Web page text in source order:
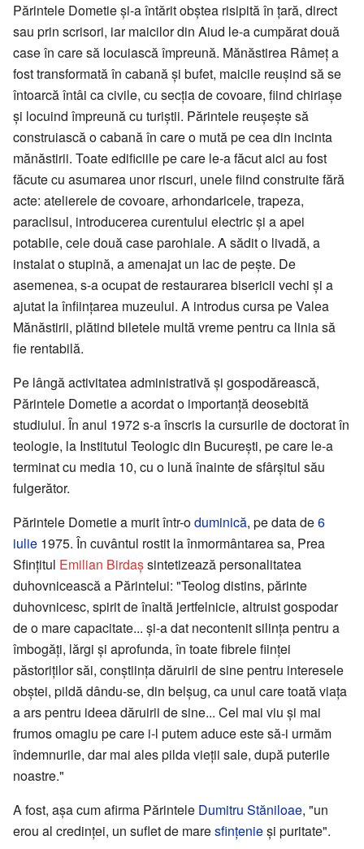
Părintele Dometie şi-a întărit obştea risipită în ţară, direct
sau prin scrisori, iar maicilor din Aiud le-a cumpărat două
case în care să locuiască împreună. Mănăstirea Râmeţ a
fost transformată în cabană şi bufet, maicile reuşind să se
întoarcă întâi ca civile, cu secţia de covoare, fiind chiriaşe
şi locuind împreună cu turiştii. Părintele reuşeşte să
construiască o cabană în care o mută pe cea din incinta
mănăstirii. Toate edificiile pe care le-a făcut aici au fost
făcute cu asumarea unor riscuri, unele fiind construite fără
acte: atelierele de covoare, arhondaricele, trapeza,
paraclisul, introducerea curentului electric şi a apei
potabile, cele două case parohiale. A sădit o livadă, a
instalat o stupină, a amenajat un lac de peşte. De
asemenea, s-a ocupat de restaurarea bisericii vechi şi a
ajutat la înfiinţarea muzeului. A introdus cursa pe Valea
Mănăstirii, plătind biletele multă vreme pentru ca linia să
fie rentabilă.
Pe lângă activitatea administrativă şi gospodărească,
Părintele Dometie a acordat o importanţă deosebită
studiului. În anul 1972 s-a înscris la cursurile de doctorat în
teologie, la Institutul Teologic din Bucureşti, pe care le-a
terminat cu media 10, cu o lună înainte de sfârşitul său
fulgerător.
Părintele Dometie a murit într-oduminică, pe data de6
iulie 1975. În cuvântul rostit la înmormântarea sa, Prea
Sfinţitul Emilian Birdaşsintetizează personalitatea
duhovnicească a Părintelui: "Teolog distins, părinte
duhovnicesc, spirit de înaltă jertfelnicie, altruist gospodar
de o mare capacitate... şi-a dat necontenit silinţa pentru a
îmbogăţi, lărgi şi aprofunda, în toate fibrele fiinţei
păstoriţilor săi, conştiinţa dăruirii de sine pentru interesele
obştei, pildă dându-se, din belşug, ca unul care toată viaţa
a ars pentru ideea dăruirii de sine... Cel mai viu şi mai
frumos omagiu pe care i-l putem aduce este să-i urmăm
îndemnurile, dar mai ales pilda vieţii sale, după puterile
noastre."
A fost, aşa cum afirma Părintele Dumitru Stăniloae, "un
erou al credinţei, un suflet de maresfinţenieşi puritate".